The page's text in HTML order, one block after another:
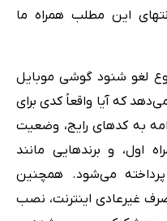
این مطلب همراه ما
لغو شنود گوشی موبایل
که آیا واقعاً کدی برای
به کدهای رایج، وضعیت
اول، و برندهایی مانند
می‌شود. همچنین
غیرعادی اینترنت، نصب